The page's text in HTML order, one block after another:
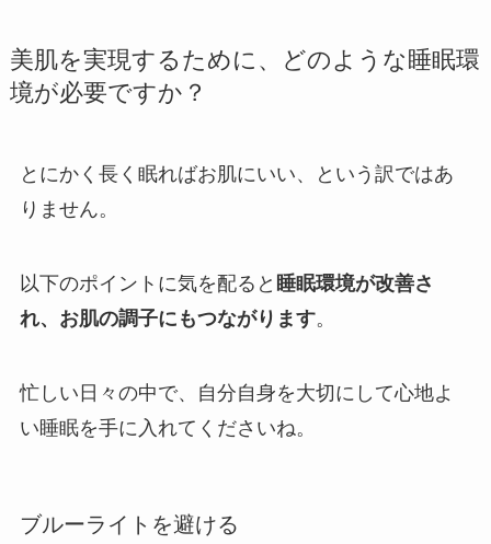
美肌を実現するために、どのような睡眠環
境が必要ですか？
とにかく長く眠ればお肌にいい、という訳ではあ
りません。
以下のポイントに気を配ると 睡眠環境が改善さ
れ、お肌の調子にもつながります。
忙しい日々の中で、自分自身を大切にして心地よ
い睡眠を手に入れてくださいね。
ブルーライトを避ける